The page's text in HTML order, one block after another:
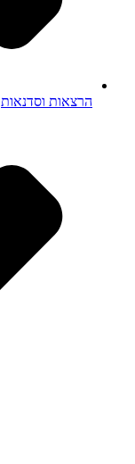
הרצאות וסדנאות